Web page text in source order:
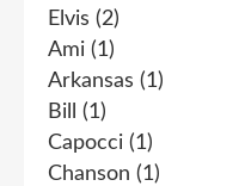
Elvis (2)
Ami (1)
Arkansas (1)
Bill
(1)
Capocci (1)
Chanson (1)